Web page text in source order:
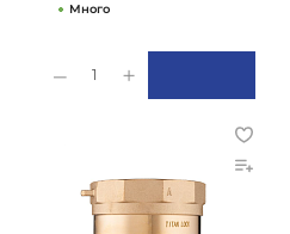
Много
1